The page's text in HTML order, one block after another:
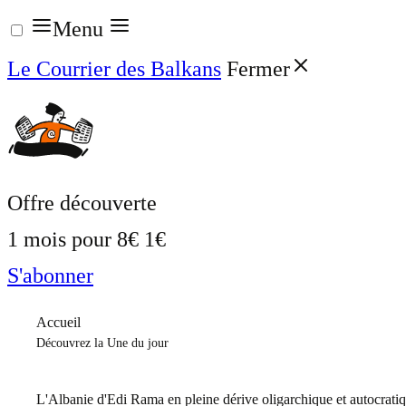
Aller
au
contenu
Menu
Le Courrier des Balkans Fermer
Offre découverte
1 mois pour 8€ 1€
S'abonner
Accueil
Découvrez la Une du jour
L'Albanie d'Edi Rama en pleine dérive oligarchique et